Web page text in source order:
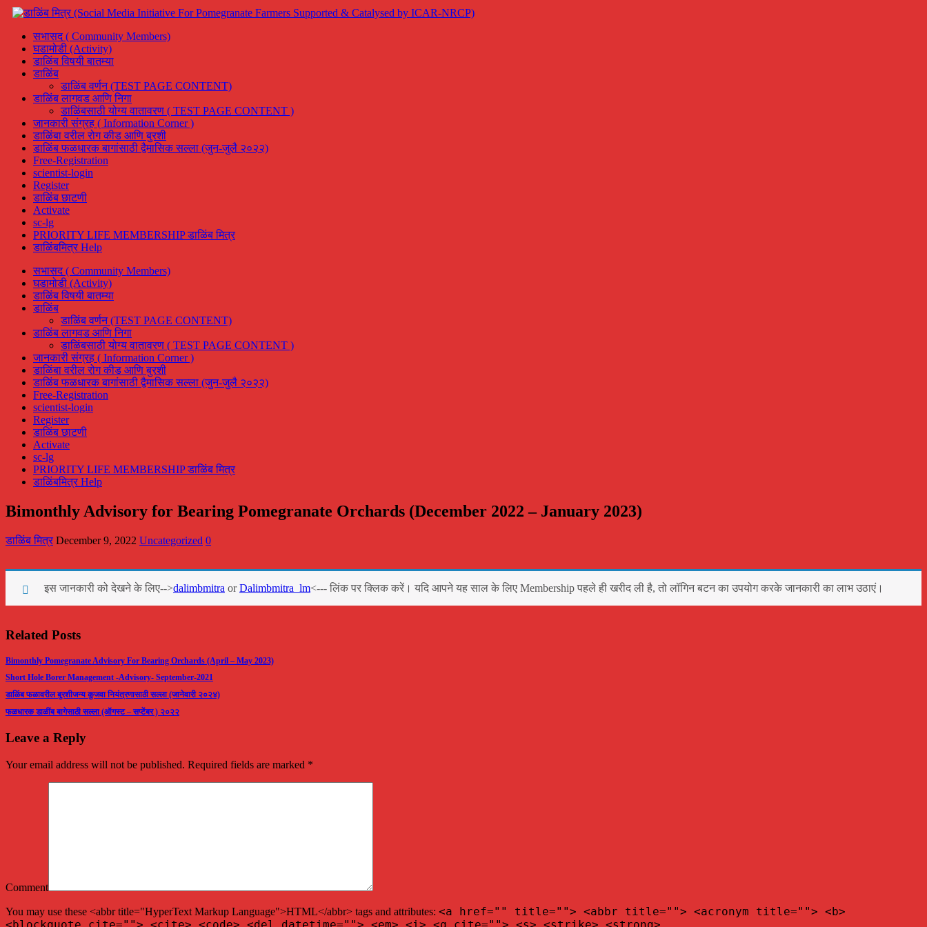
सभासद ( Community Members)
घडामोडी (Activity)
डाळिंब विषयी बातम्या
डाळिंब
डाळिंब वर्णन (TEST PAGE CONTENT)
डाळिंब लागवड आणि निगा
डाळिंबसाठी योग्य वातावरण ( TEST PAGE CONTENT )
जानकारी संग्रह ( Information Corner )
डाळिंबा वरील रोग कीड आणि बुरशी
डाळिंब फळधारक बागांसाठी द्वैमासिक सल्ला (जुन-जुलै २०२२)
Free-Registration
scientist-login
Register
डाळिंब छाटणी
Activate
sc-lg
PRIORITY LIFE MEMBERSHIP डाळिंब मित्र
डाळिंबमित्र Help
सभासद ( Community Members)
घडामोडी (Activity)
डाळिंब विषयी बातम्या
डाळिंब
डाळिंब वर्णन (TEST PAGE CONTENT)
डाळिंब लागवड आणि निगा
डाळिंबसाठी योग्य वातावरण ( TEST PAGE CONTENT )
जानकारी संग्रह ( Information Corner )
डाळिंबा वरील रोग कीड आणि बुरशी
डाळिंब फळधारक बागांसाठी द्वैमासिक सल्ला (जुन-जुलै २०२२)
Free-Registration
scientist-login
Register
डाळिंब छाटणी
Activate
sc-lg
PRIORITY LIFE MEMBERSHIP डाळिंब मित्र
डाळिंबमित्र Help
Bimonthly Advisory for Bearing Pomegranate Orchards (December 2022 – January 2023)
डाळिंब मित्र December 9, 2022 Uncategorized 0
इस जानकारी को देखने के लिए-->dalimbmitra orDalimbmitra_lm<--- लिंक पर क्लिक करें। यदि आपने यह साल के लिए Membership पहले ही खरीद ली है, तो लॉगिन बटन का उपयोग करके जानकारी का लाभ उठाएं।
Related Posts
Bimonthly Pomegranate Advisory For Bearing Orchards (April – May 2023)
Short Hole Borer Management -Advisory- September-2021
डाळिंब फळावरील बुरशीजन्य कुजवा नियंत्रणासाठी सल्ला (जानेवारी २०२४)
फळधारक डाळींब बागेसाठी सल्ला (ऑगस्ट – सप्टेंबर ) २०२२
Leave a Reply
Your email address will not be published. Required fields are marked *
Comment
You may use these <abbr title="HyperText Markup Language">HTML</abbr> tags and attributes: <a href="" title=""> <abbr title=""> <acronym title=""> <b>